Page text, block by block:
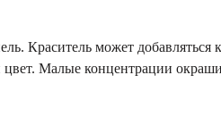
Краситель может добавляться
Малые концентрации